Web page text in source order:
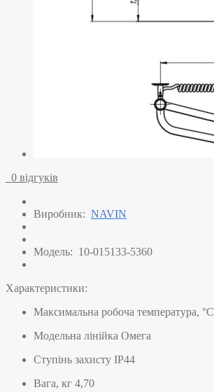
0 відгуків
Виробник: NAVIN
Модель: 10-015133-5360
Характеристики:
Максимальна робоча температура, °C
Модельна лінійка Омега
Ступінь захисту IP44
Вага, кг 4,70